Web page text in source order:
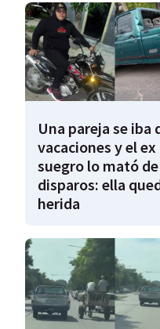
Una pareja se iba
vacaciones y el ex
suegro lo mató
disparos: ella
herida